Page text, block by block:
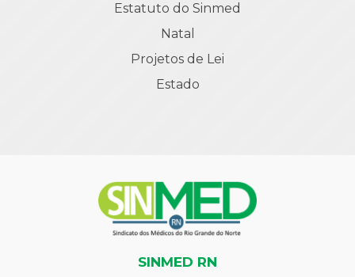
Estatuto do Sinmed
Natal
Projetos de Lei
Estado
SINMED RN